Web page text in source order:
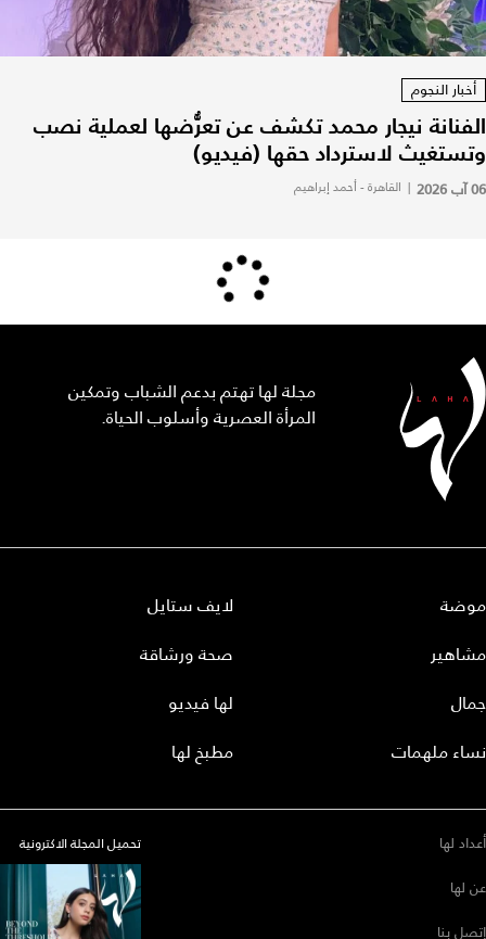
أخبار النجوم
الفنانة نيجار محمد تكشف عن تعرُّضها لعملية نصب
وتستغيث لاسترداد حقها (فيديو)
06 آب 2026 | القاهرة - أحمد إبراهيم
مجلة لها تهتم بدعم الشباب وتمكين
المرأة العصرية وأسلوب الحياة.
موضة
مشاهير
جمال
نساء ملهمات
لايف ستايل
صحة ورشاقة
لها فيديو
مطبخ لها
أعداد لها
عن لها
إتصل بنا
تحميل المجلة الاكترونية